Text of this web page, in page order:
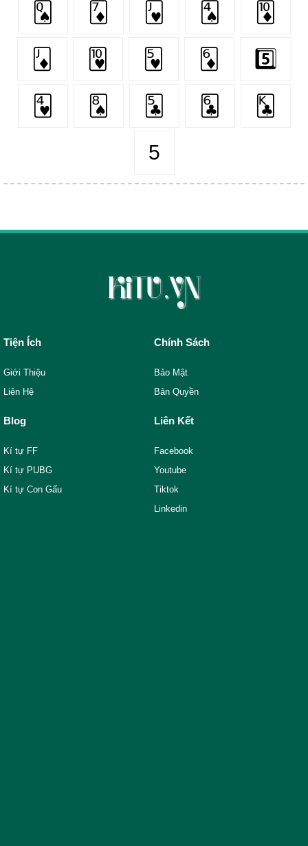
🂭 🃇 🂻 🂤 🃊
🃋 🂺 🂵 🃆 5️⃣
🂴 🂨 🃕 🃖 🃞
5
Tiện Ích
Giới Thiệu
Liên Hệ
Chính Sách
Bảo Mật
Bản Quyền
Blog
Kí tự FF
Kí tự PUBG
Kí tự Con Gấu
Liên Kết
Facebook
Youtube
Tiktok
Linkedin